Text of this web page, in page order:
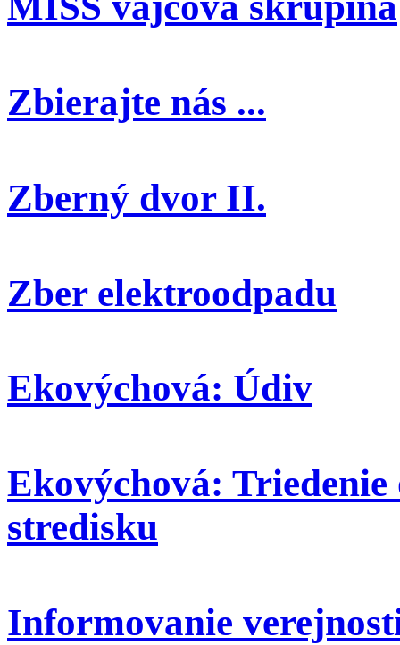
Zbierajte nás ...
Zberný dvor II.
Zber elektroodpadu
Ekovýchová: Údiv
Ekovýchová:
stredisku
Informovanie